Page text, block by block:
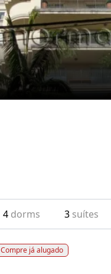
4 dorms 3 suítes
Compre já alugado